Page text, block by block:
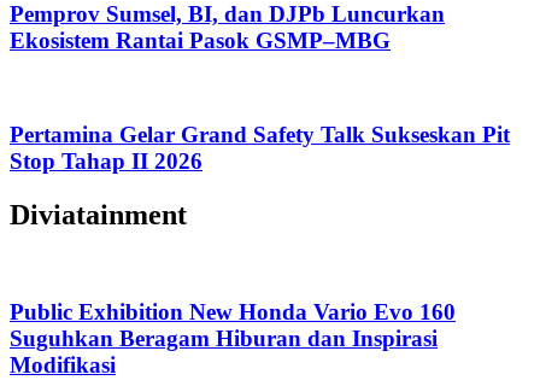
Pemprov Sumsel, BI, dan DJPb Luncurkan
Ekosistem Rantai Pasok GSMP–MBG
Pertamina Gelar Grand Safety Talk Sukseskan Pit
Stop Tahap II 2026
Diviatainment
Public Exhibition New Honda Vario Evo 160
Suguhkan Beragam Hiburan dan Inspirasi
Modifikasi